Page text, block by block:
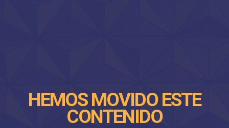
HEMOS MOVIDO ESTE
CONTENIDO